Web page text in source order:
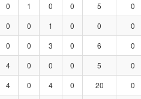
0 1 0 0 5 0
0 0 1 0 0 0
0 0 3 0 6 0
4 0 0 0 5 0
4 0 4 0 20 0